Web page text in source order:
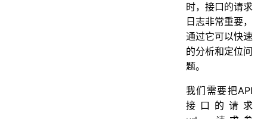
时，接口的请求
日志非常重要，
通过它可以快速
的分析和定位问
题。
我们需要把API
接口的请求